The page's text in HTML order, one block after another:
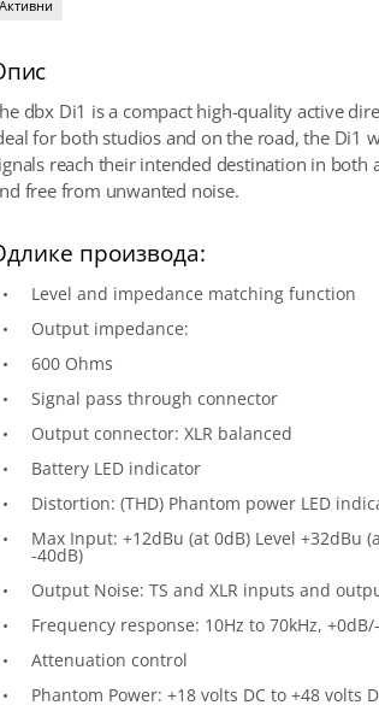
Активни
dbx Di1 is a compact high-quality active
for both studios and on the road, the Di1
reach their intended destination in both
free from unwanted noise.
производа:
Level and impedance matching function
Output impedance:
600 Ohms
Signal pass through connector
Output connector: XLR balanced
Battery LED indicator
Distortion: (THD) Phantom power LED
Max Input: +12dBu (at 0dB) Level +32dBu
-40dB)
Output Noise: TS and XLR inputs and
Frequency response: 10Hz to 70kHz,
Attenuation control
Phantom Power: +18 volts DC to +48 volts